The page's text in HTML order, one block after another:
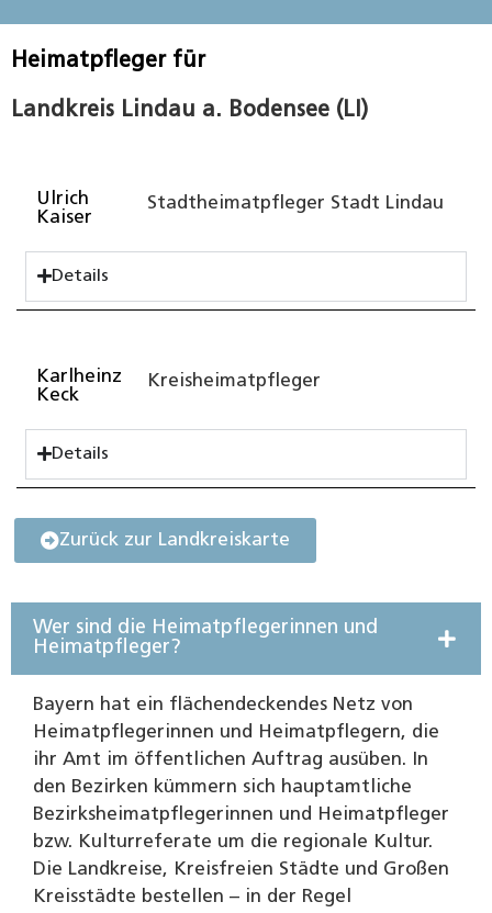
Heimatpfleger für
Landkreis Lindau a. Bodensee (LI)
Ulrich
Kaiser
Stadtheimatpfleger Stadt Lindau
Details
Karlheinz
Keck
Kreisheimatpfleger
Details
Zurück zur Landkreiskarte
Wer sind die Heimatpflegerinnen und
Heimatpfleger?
Bayern hat ein flächendeckendes Netz von
Heimatpflegerinnen und Heimatpflegern, die
ihr Amt im öffentlichen Auftrag ausüben. In
den Bezirken kümmern sich hauptamtliche
Bezirksheimatpflegerinnen und Heimatpfleger
bzw. Kulturreferate um die regionale Kultur.
Die Landkreise, Kreisfreien Städte und Großen
Kreisstädte bestellen – in der Regel